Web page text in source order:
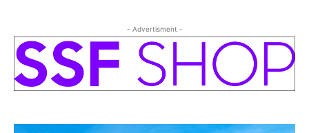
- Advertisment -